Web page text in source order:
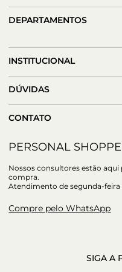
DEPARTAMENTOS
INSTITUCIONAL
DÚVIDAS
CONTATO
PERSONAL
Nossos consultores estão
compra.
Atendimento de segunda-feira
Compre pelo WhatsApp